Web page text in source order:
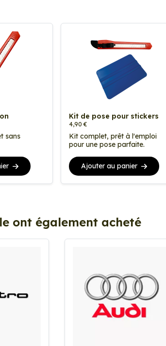
sans
Kit de pose pour stickers
4,90 €
Kit complet, prêt à l'emploi
pour une pose parfaite.
Ajouter au panier
ont également acheté